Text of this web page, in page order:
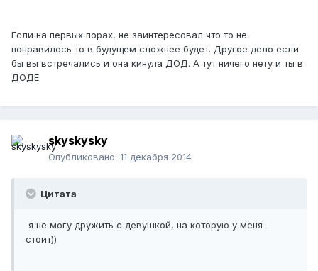
Если на первых порах, не заинтересовал что то не
понравилось то в будущем сложнее будет. Другое дело если
бы вы встречались и она кинула ДОД. А тут ничего нету и ты в
ДОДЕ
skyskysky
Опубликовано: 11 декабря 2014
Цитата
я не могу дружить с девушкой, на которую у меня
стоит))